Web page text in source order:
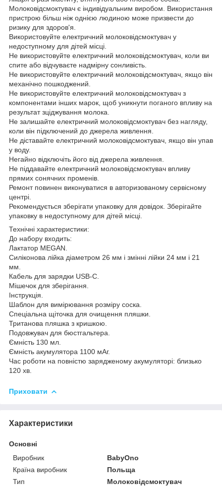
Молоковідсмоктувач є індивідуальним виробом. Використання
пристрою більш ніж однією людиною може призвести до
ризику для здоров'я.
Використовуйте електричний молоковідсмоктувач у
недоступному для дітей місці.
Не використовуйте електричний молоковідсмоктувач, коли ви
спите або відчуваєте надмірну сонливість.
Не використовуйте електричний молоковідсмоктувач, якщо він
механічно пошкоджений.
Не використовуйте електричний молоковідсмоктувач з
компонентами інших марок, щоб уникнути поганого впливу на
результат зціджування молока.
Не залишайте електричний молоковідсмоктувач без нагляду,
коли він підключений до джерела живлення.
Не діставайте електричний молоковідсмоктувач, якщо він упав
у воду.
Негайно відключіть його від джерела живлення.
Не піддавайте електричний молоковідсмоктувач впливу
прямих сонячних променів.
Ремонт повинен виконуватися в авторизованому сервісному
центрі.
Рекомендується зберігати упаковку для довідок. Зберігайте
упаковку в недоступному для дітей місці.
Технічні характеристики:
До набору входить:
Лактатор MEGAN.
Силіконова лійка діаметром 26 мм і змінні лійки 24 мм і 21
мм.
Кабель для зарядки USB-C.
Мішечок для зберігання.
Інструкція.
Шаблон для вимірювання розміру соска.
Спеціальна щіточка для очищення пляшки.
Тританова пляшка з кришкою.
Подовжувач для бюстгальтера.
Ємність 130 мл.
Ємність акумулятора 1100 мАг.
Час роботи на повністю зарядженому акумуляторі: близько
120 хв.
Приховати
Характеристики
Основні
Виробник
BabyOno
Країна виробник
Польща
Тип
Молоковідсмоктувач